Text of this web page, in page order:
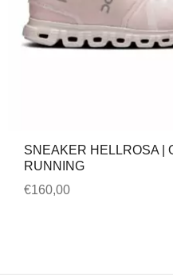
SNEAKER HELLROSA |
RUNNING
€160,00